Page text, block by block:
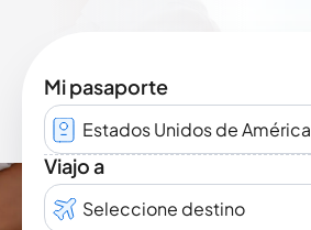
Mi pasaporte
Estados Unidos de América
Viajo a
Seleccione destino